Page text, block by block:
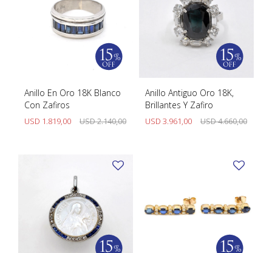
Anillo En Oro 18K Blanco
Con Zafiros
USD 1.819,00 USD2.140,00
Anillo Antiguo Oro 18K,
Brillantes Y Zafiro
USD 3.961,00 USD4.660,00